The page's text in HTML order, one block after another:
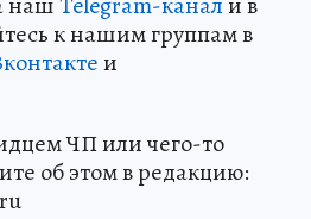
к нашим группам в
и
ЧП или чего-то
об этом в редакцию: